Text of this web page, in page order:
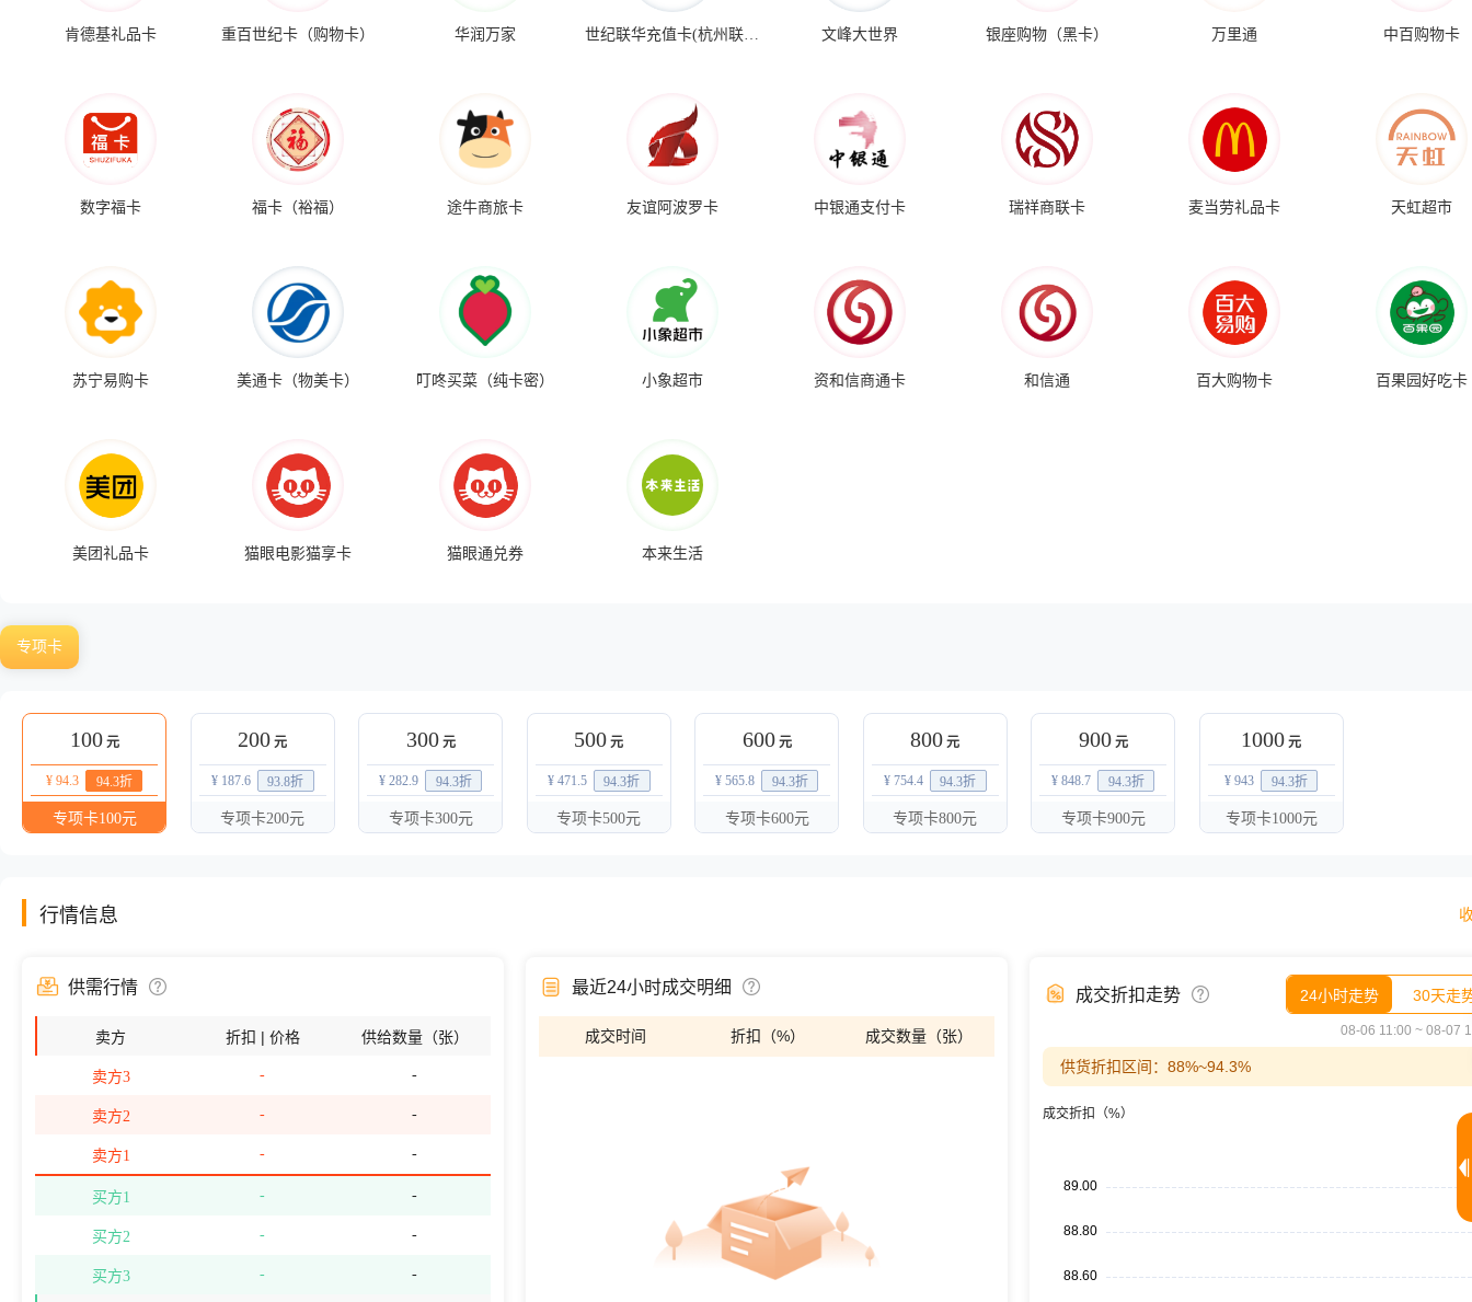
肯德基礼品卡 重百世纪卡（购物卡） 华润万家 世纪联华充值卡(杭州联华) 文峰大世界 银座购物（黑卡） 万里通 中百购物卡
数字福卡 福卡（裕福） 途牛商旅卡 友谊阿波罗卡 中银通支付卡 瑞祥商联卡 麦当劳礼品卡 天虹超市
苏宁易购卡 美通卡（物美卡） 叮咚买菜（纯卡密） 小象超市 资和信商通卡 和信通 百大购物卡 百果园好吃卡
美团礼品卡 猫眼电影猫享卡 猫眼通兑券 本来生活
专项卡
100元
¥ 94.3 94.3折
专项卡100元
200 元
¥ 187.6 93.8折
专项卡200元
300元
¥ 282.9 94.3折
专项卡300元
500 元
¥ 471.5 94.3折
专项卡500元
600元
¥ 565.8 94.3折
专项卡600元
800 元
¥ 754.4 94.3折
专项卡800元
900元
¥ 848.7 94.3折
专项卡900元
1000 元
¥ 943 94.3折
专项卡1000元
行情信息
供需行情
卖方 折扣 | 价格 供给数量（张）
卖方3 - -
卖方2 - -
卖方1 - -
买方1 - -
买方2 - -
买方3 - -
最近24小时成交明细
成交时间 折扣（%） 成交数量（张）
成交折扣走势 24小时走势 30天走
08-06 11:00 ~ 08-07
供货折扣区间：88%~94.3%
成交折扣（%）